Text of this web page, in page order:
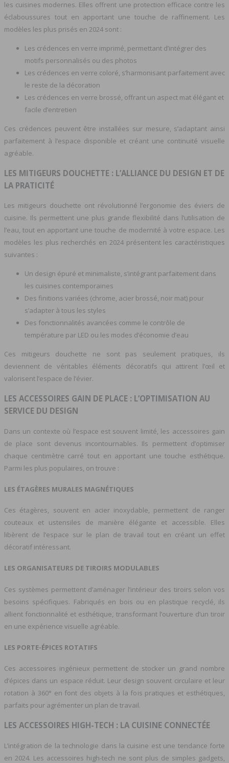
les cuisines modernes. Elles offrent une protection efficace contre les
éclaboussures tout en apportant une touche de raffinement. Les
modèles les plus prisés en 2024 sont :
Les crédences en verre imprimé, permettant d’intégrer des
motifs personnalisés ou des photos
Les crédences en verre coloré, s’harmonisant parfaitement avec
le reste de la décoration
Les crédences en verre brossé, offrant un aspect mat élégant et
facile d’entretien
Ces crédences peuvent être installées sur mesure, s’adaptant ainsi
parfaitement à l’espace disponible et créant une continuité visuelle
agréable.
LES MITIGEURS DOUCHETTE : L’ALLIANCE DU DESIGN ET DE
LA PRATICITÉ
Les mitigeurs douchette ont révolutionné l’ergonomie des éviers de
cuisine. Ils permettent une plus grande flexibilité dans l’utilisation de
l’eau, tout en apportant une touche de modernité à votre espace. Les
modèles les plus recherchés en 2024 présentent les caractéristiques
suivantes :
Un design épuré et minimaliste, s’intégrant parfaitement dans
les cuisines contemporaines
Des finitions variées (chrome, acier brossé, noir mat) pour
s’adapter à tous les styles
Des fonctionnalités avancées comme le contrôle de
température par LED ou les modes d’économie d’eau
Ces mitigeurs douchette ne sont pas seulement pratiques, ils
deviennent de véritables éléments décoratifs qui attirent l’œil et
valorisent l’espace de l’évier.
LES ACCESSOIRES GAIN DE PLACE : L’OPTIMISATION AU
SERVICE DU DESIGN
Dans un contexte où l’espace est souvent limité, les accessoires gain
de place sont devenus incontournables. Ils permettent d’optimiser
chaque centimètre carré tout en apportant une touche esthétique.
Parmi les plus populaires, on trouve :
LES ÉTAGÈRES MURALES MAGNÉTIQUES
Ces étagères, souvent en acier inoxydable, permettent de ranger
couteaux et ustensiles de manière élégante et accessible. Elles
libèrent de l’espace sur le plan de travail tout en créant un effet
décoratif intéressant.
LES ORGANISATEURS DE TIROIRS MODULABLES
Ces systèmes permettent d’aménager l’intérieur des tiroirs selon vos
besoins spécifiques. Fabriqués en bois ou en plastique recyclé, ils
allient fonctionnalité et esthétique, transformant l’ouverture d’un tiroir
en une expérience visuelle agréable.
LES PORTE-ÉPICES ROTATIFS
Ces accessoires ingénieux permettent de stocker un grand nombre
d’épices dans un espace réduit. Leur design souvent circulaire et leur
rotation à 360° en font des objets à la fois pratiques et esthétiques,
parfaits pour agrémenter un plan de travail.
LES ACCESSOIRES HIGH-TECH : LA CUISINE CONNECTÉE
L’intégration de la technologie dans la cuisine est une tendance forte
en 2024. Les accessoires high-tech ne sont plus de simples gadgets,